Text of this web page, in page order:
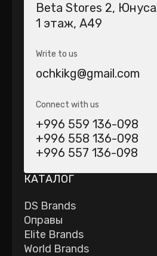
Beta Stores 2​,
1 этаж, А49
Write to us
ochkikg@gmail.com
Connect with us
+996 559 136-098
+996 558 136-098
+996 557 136-098
КАТАЛОГ
DS Brands
Оправы
Elite Brands
World Brands